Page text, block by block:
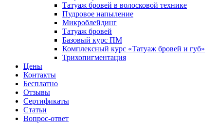
Татуаж бровей в волосковой технике
Пудровое напыление
Микроблейдинг
Татуаж бровей
Базовый курс ПМ
Комплексный курс «Татуаж бровей и губ»
Трихопигментация
Цены
Контакты
Бесплатно
Отзывы
Сертификаты
Статьи
Вопрос-ответ